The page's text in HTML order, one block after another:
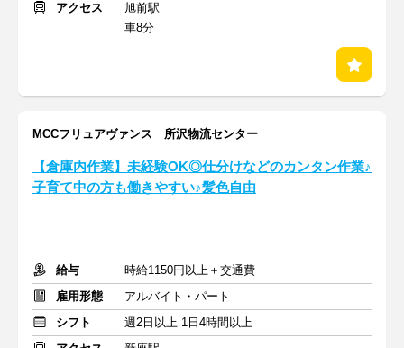
アクセス
旭前駅
車8分
MCCフリュアヴァンス 所沢物流センター
【倉庫内作業】未経験OK◎仕分けなどのカンタン作業♪
子育て中の方も働きやすい♪髪色自由
給与
時給1150円以上＋交通費
雇用形態
アルバイト・パート
シフト
週2日以上 1日4時間以上